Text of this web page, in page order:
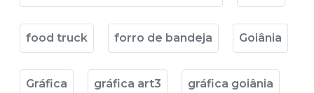
food truck forro de bandeja Goiânia
Gráfica gráfica art3 gráfica goiânia